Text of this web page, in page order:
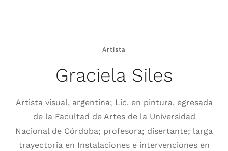
Artista
Graciela Siles
Artista visual, argentina; Lic. en pintura, egresada
de la Facultad de Artes de la Universidad
Nacional de Córdoba; profesora; disertante; larga
trayectoria en Instalaciones e intervenciones en